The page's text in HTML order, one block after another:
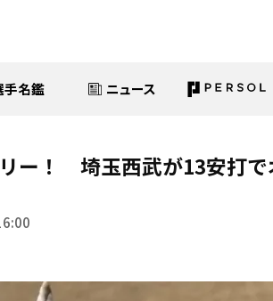
手名鑑 ニュース
ー！ 埼玉西武が13安打で